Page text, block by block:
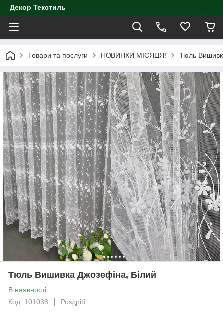
Декор Текстиль
Товари та послуги НОВИНКИ МІСЯЦЯ! Тюль
Тюль Вишивка Джозефіна, Білий
В наявності
Код: 101038
Роздріб